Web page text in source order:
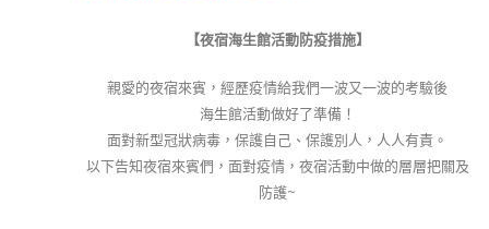
【夜宿海生館活動防疫措施】
親愛的夜宿來賓，經歷疫情給我們一波又一波的考驗後
海生館活動做好了準備！
面對新型冠狀病毒，保護自己、保護別人，人人有責。
以下告知夜宿來賓們，面對疫情，夜宿活動中做的層層把關及
防護~